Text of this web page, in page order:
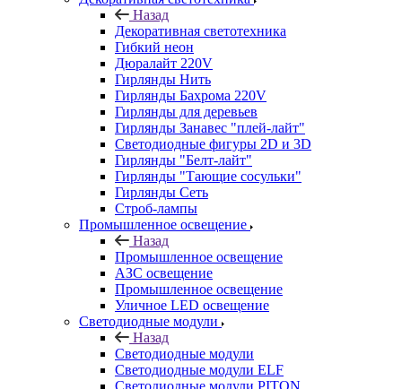
Назад
Декоративная светотехника
Гибкий неон
Дюралайт 220V
Гирлянды Нить
Гирлянды Бахрома 220V
Гирлянды для деревьев
Гирлянды Занавес "плей-лайт"
Светодиодные фигуры 2D и 3D
Гирлянды "Белт-лайт"
Гирлянды "Тающие сосульки"
Гирлянды Сеть
Строб-лампы
Промышленное освещение
Назад
Промышленное освещение
АЗС освещение
Промышленное освещение
Уличное LED освещение
Светодиодные модули
Назад
Светодиодные модули
Светодиодные модули ELF
Светодиодные модули PITON